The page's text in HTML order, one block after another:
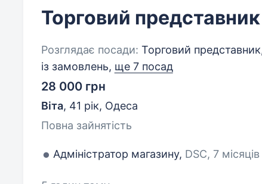
Торговий представник
Розглядає посади: Торговий
із замовлень, ще 7 посад
28 000 грн
Віта, 41 рік, Одеса
Повна зайнятість
Адміністратор магазину, DSC, 7 місяців